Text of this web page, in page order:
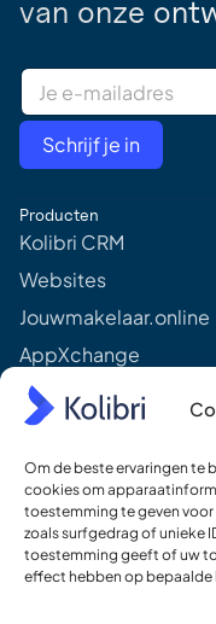
Om de beste ervaringen te
cookies om
toestemming te geven
zoals surfgedrag of unieke
toestemming geeft of uw
effect hebben op bepaalde
van onze
E
a
l
d
r
s
*
Schrijf je in
Producten
Kolibri CRM
Websites
Jouwmakelaar.online
AppXchange
Mediapartners
Prijzen
Meer van Kolibri
Kolibri voor
Ons DNA
Ons team